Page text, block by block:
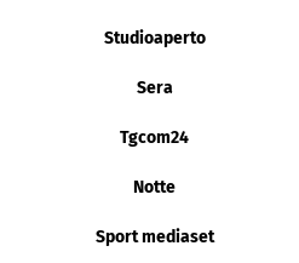
Studioaperto
Sera
Tgcom24
Notte
Sport mediaset